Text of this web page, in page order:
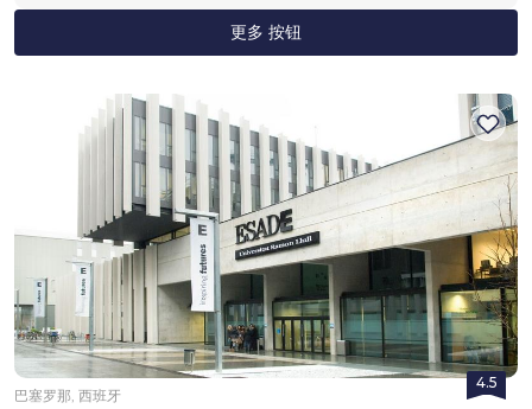
更多 按钮
4.5
巴塞罗那, 西班牙